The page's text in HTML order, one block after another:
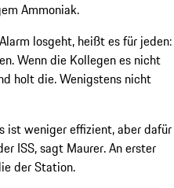
Ammoniak.
losgeht, heißt es für jeden:
Wenn die Kollegen es nicht
holt die. Wenigstens nicht
ist weniger effizient, aber dafür
ISS, sagt Maurer. An erster
der Station.